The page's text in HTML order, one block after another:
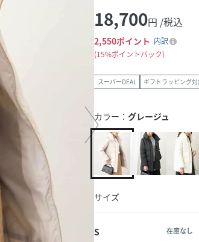
18,700円 /税込
2,550ポイント 内訳
15%ポイントバック
スーパーDEAL ギフトラッピング
カラー： グレージュ
サイズ
S 在庫なし